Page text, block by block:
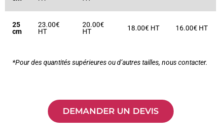
25
cm
23.00€
HT
20.00€
HT
18.00€ HT 16.00€ HT
*Pour des quantités supérieures ou d’autres tailles, nous contacter.
DEMANDER UN DEVIS